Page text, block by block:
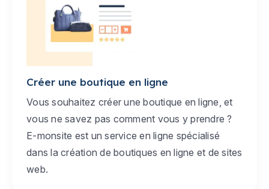
Créer une boutique en ligne
Vous souhaitez créer une boutique en ligne, et
vous ne savez pas comment vous y prendre ?
E-monsite est un service en ligne spécialisé
dans la création de boutiques en ligne et de sites
web.